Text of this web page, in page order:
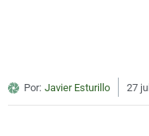
Por: Javier Esturillo 27